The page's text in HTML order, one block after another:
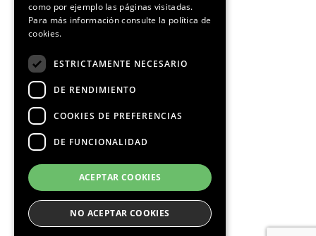
Media Partners
como por ejemplo las páginas visitadas.
Para más información consulte la política de
cookies.
ESTRICTAMENTE NECESARIO
DE RENDIMIENTO
COOKIES DE PREFERENCIAS
DE FUNCIONALIDAD
ACEPTAR COOKIES
NO ACEPTAR COOKIES